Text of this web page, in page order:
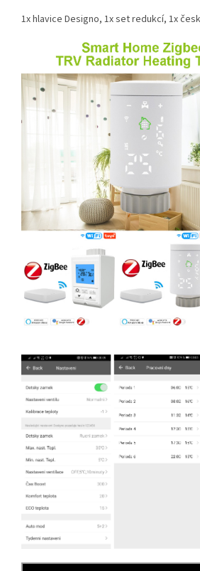
1x hlavice Designo, 1x set redukcí, 1x